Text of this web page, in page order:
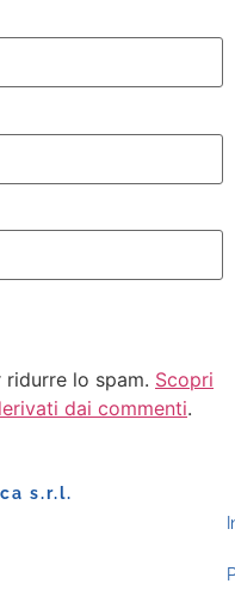
lo spam. Scopri
dai commenti.
s.r.l.